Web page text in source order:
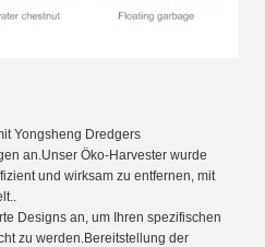
Yongsheng Dredgers
an.Unser Öko-Harvester wurde
und wirksam zu entfernen, mit
Designs an, um Ihren spezifischen
zu werden.Bereitstellung der